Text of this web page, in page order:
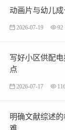
动画片与幼儿
2026-07-19 92
写好小区供配
点
2026-07-17
明确文献综述
难